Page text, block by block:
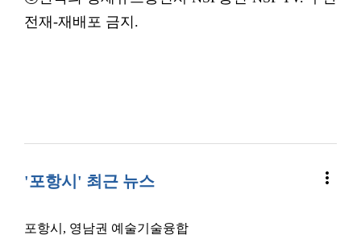
전재-재배포 금지.
'포항시' 최근 뉴스 more_vert
포항시, 영남권 예술기술융합